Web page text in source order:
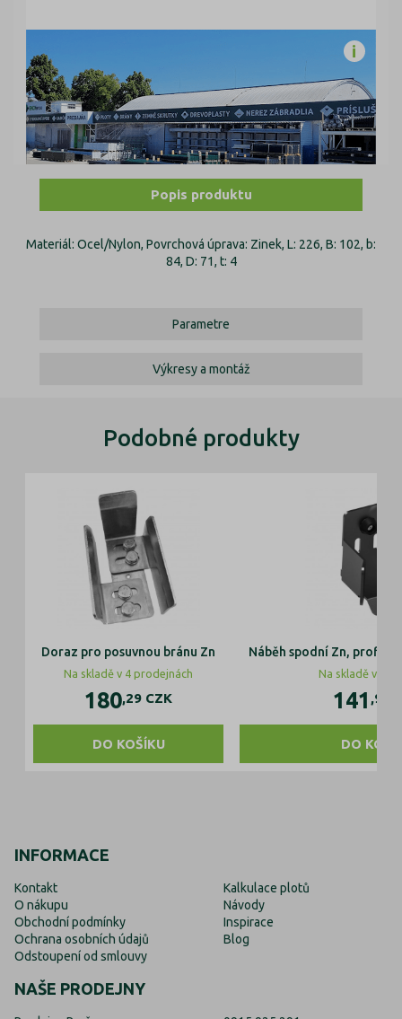
Popis produktu
Materiál: Ocel/Nylon, Povrchová úprava: Zinek, L: 226, B: 102, b:
84, D: 71, t: 4
Parametre
Výkresy a montáž
Podobné produkty
Doraz pro posuvnou bránu Zn
Na skladě v 4 prodejnách
180,29 CZK
DO KOŠÍKU
Náběh spodní Zn, profile
Na skladě v 1
141,93
DO
INFORMACE
Kontakt
O nákupu
Obchodní podmínky
Ochrana osobních údajů
Odstoupení od smlouvy
Kalkulace plotů
Návody
Inspirace
Blog
NAŠE PRODEJNY